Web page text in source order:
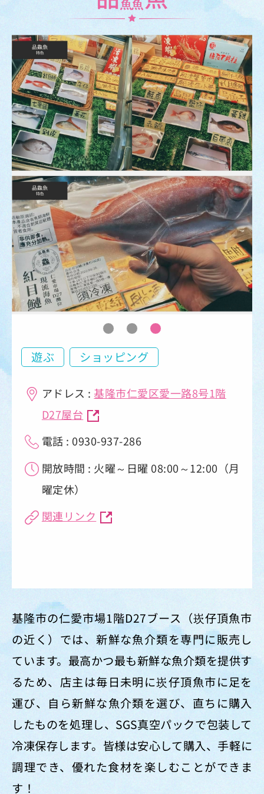
遊ぶ ショッピング
アドレス : 基隆市仁愛区愛一路8号1階
D27屋台
電話 : 0930-937-286
開放時間 : 火曜～日曜 08:00～12:00（月
曜定休）
関連リンク
基隆市の仁愛市場1階D27ブース（崁仔頂魚市
の近く）では、新鮮な魚介類を専門に販売し
ています。最高かつ最も新鮮な魚介類を提供す
るため、店主は毎日未明に崁仔頂魚市に足を
運び、自ら新鮮な魚介類を選び、直ちに購入
したものを処理し、SGS真空パックで包装して
冷凍保存します。皆様は安心して購入、手軽に
調理でき、優れた食材を楽しむことができま
す！